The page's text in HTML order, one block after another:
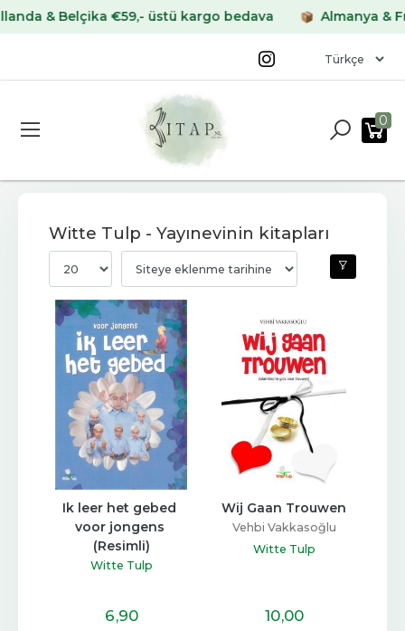
€59,- üstü kargo bedava Almanya & Fransa
0
Witte Tulp - Yayınevinin kitapları
Ik leer het gebed
voor jongens
(Resimli)
Witte Tulp
6,90
Wij Gaan Trouwen
Vehbi Vakkasoğlu
Witte Tulp
10,00